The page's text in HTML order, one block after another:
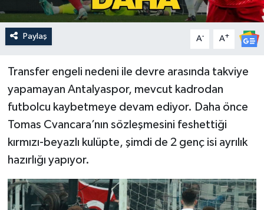
Paylaş A- A+
Transfer engeli nedeni ile devre arasında takviye
yapamayan Antalyaspor, mevcut kadrodan
futbolcu kaybetmeye devam ediyor. Daha önce
Tomas Cvancara’nın sözleşmesini feshettiği
kırmızı-beyazlı kulüpte, şimdi de 2 genç isi ayrılık
hazırlığı yapıyor.
Siyaset
Spor